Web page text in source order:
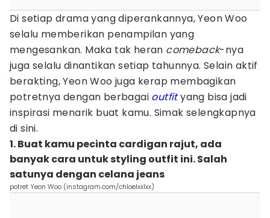
Di setiap drama yang diperankannya, Yeon Woo
selalu memberikan penampilan yang
mengesankan. Maka tak heran comeback-nya
juga selalu dinantikan setiap tahunnya. Selain aktif
berakting, Yeon Woo juga kerap membagikan
potretnya dengan berbagai outfityang bisa jadi
inspirasi menarik buat kamu. Simak selengkapnya
di sini.
1. Buat kamu pecinta cardigan rajut, ada
banyak cara untuk styling outfit ini. Salah
satunya dengan celana jeans
potret Yeon Woo (instagram.com/chloelxxlxx)